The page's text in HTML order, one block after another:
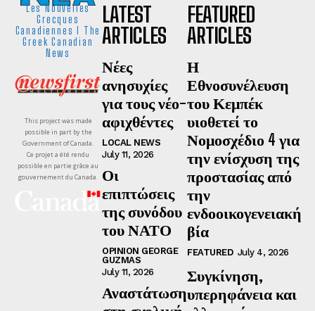
Les Nouvelles
Grecques
Canadiennes I The
Greek Canadian
News
This project was made
possible in part by the
Government of Canada.
Ce projet a été rendu
possible en partie grâce au
gouvernement du Canada.
LATEST
ARTICLES
Νέες
ανησυχίες
για τους νέο-
αφιχθέντες
LOCAL NEWS
July 11, 2026
Οι
επιπτώσεις
της συνόδου
του ΝΑΤΟ
OPINION GEORGE
GUZMAS
July 11, 2026
Αναστάτωση
FEATURED
ARTICLES
Η
Εθνοσυνέλευση
του Κεμπέκ
υιοθετεί το
Νομοσχέδιο 4 για
την ενίσχυση της
προστασίας από
την
ενδοοικογενειακή
βία
FEATURED July 4, 2026
Συγκίνηση,
υπερηφάνεια και